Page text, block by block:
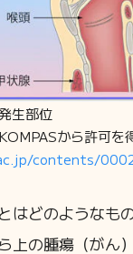
生部位
から許可を
contents/
はどのようなも
上の腫瘍（がん